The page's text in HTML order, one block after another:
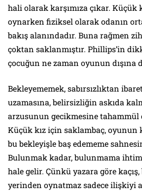
hali olarak karşımıza çıkar. Küçük
oynarken fiziksel olarak odanın
bakış alanındadır. Buna rağmen
çoktan saklanmıştır. Phillips’in
çocuğun ne zaman oyunun dışına
Bekleyememek, sabırsızlıktan
uzamasına, belirsizliğin askıda
arzusunun gecikmesine tahammül
Küçük kız için saklambaç, oyunun
bu bekleyişle baş edememe
Bulunmak kadar, bulunmama
hale gelir. Çünkü yazara göre
yerinden oynatmaz sadece ilişkiyi